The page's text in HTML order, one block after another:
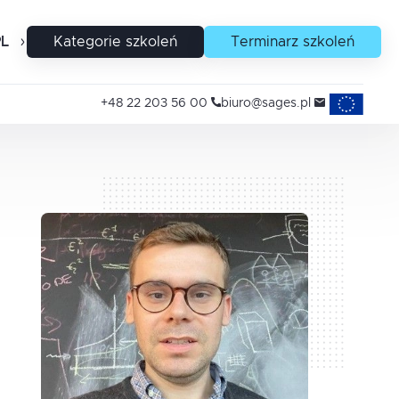
EN Kategorie szkoleń Terminarz szkoleń
+48 22 203 56 00 biuro@sages.pl Projekty